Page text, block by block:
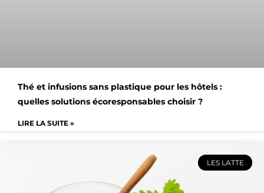
Thé et infusions sans plastique pour les hôtels :
quelles solutions écoresponsables choisir ?
LIRE LA SUITE »
LES LATTE